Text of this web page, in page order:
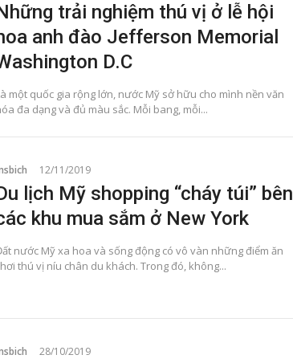
trải nghiệm thú vị ở lễ hội
anh đào Jefferson Memorial
D.C
một quốc gia rộng lớn, nước Mỹ sở hữu cho mình nền văn
đa dạng và đủ màu sắc. Mỗi bang, mỗi...
12/11/2019
lịch Mỹ shopping “cháy túi” bên
khu mua sắm ở New York
nước Mỹ xa hoa và sống động có vô vàn những điểm ăn
thú vị níu chân du khách. Trong đó, không...
28/10/2019